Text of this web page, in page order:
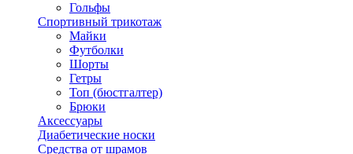
Гольфы
Спортивный трикотаж
Майки
Футболки
Шорты
Гетры
Топ (бюстгалтер)
Брюки
Аксессуары
Диабетические носки
Средства от шрамов